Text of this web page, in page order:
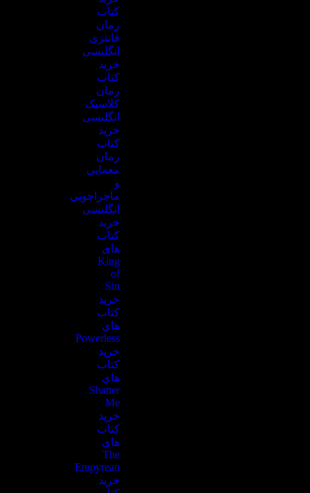
کتاب
رمان
فانتزی
انگلیسی
خرید
کتاب
رمان
کلاسیک
انگلیسی
خرید
کتاب
رمان
معمایی
و
ماجراجویی
انگلیسی
خرید
کتاب
های
King
of
Sin
خرید
کتاب
های
Powerless
خرید
کتاب
های
Shatter
Me
خرید
کتاب
های
The
Empyrean
خرید